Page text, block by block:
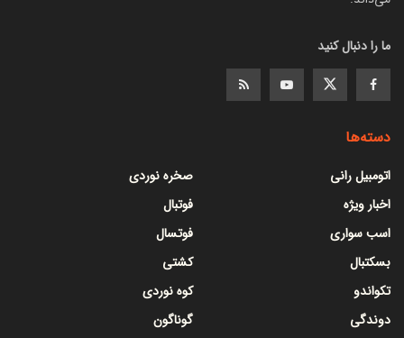
ما را دنبال کنید
دسته‌ها
اتومبیل رانی
اخبار ویژه
اسب سواری
بسکتبال
تکواندو
دوندگی
صخره نوردی
فوتبال
فوتسال
کشتی
کوه نوردی
گوناگون